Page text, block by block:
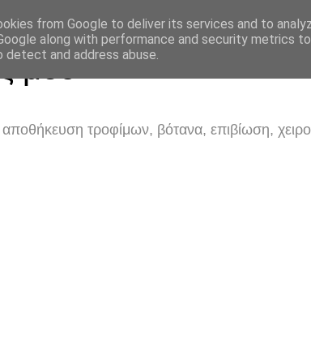
μου
τροφίμων, βότανα, επιβίωση,
from Google to deliver its services and to
along with performance and security metrics
and address abuse.